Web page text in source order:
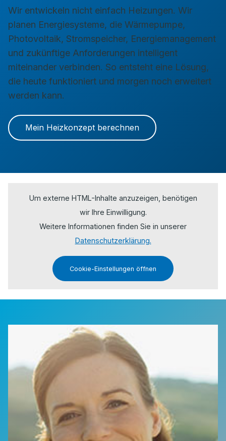
Wir entwickeln nicht einfach Heizungen. Wir
planen Energiesysteme, die Wärmepumpe,
Photovoltaik, Stromspeicher, Energiemanagement
und zukünftige Anforderungen intelligent
miteinander verbinden. So entsteht eine Lösung,
die heute funktioniert und morgen noch erweitert
werden kann.
Mein Heizkonzept berechnen
Um externe HTML-Inhalte anzuzeigen, benötigen
wir Ihre Einwilligung.
Weitere Informationen finden Sie in unserer
Datenschutzerklärung.
Cookie-Einstellungen öffnen